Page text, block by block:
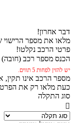
דבר אחרון!
מלאו את מספר הרישוי
פרטי הרכב נקלטו!
הכנס מספר רכב (חובה)
יש להזין לפחות 5 תווים.
מספר הרכב אינו תקין,
כעת מלאו רק את
סוג התקלה